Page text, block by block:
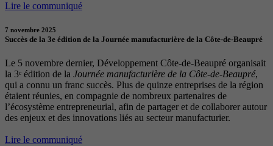
Lire le communiqué
7 novembre 2025
Succès de la 3e édition de la Journée manufacturière de la Côte-de-Beaupré
Le 5 novembre dernier, Développement Côte-de-Beaupré organisait
la 3ᵉ édition de la Journée manufacturière de la Côte-de-Beaupré,
qui a connu un franc succès. Plus de quinze entreprises de la région
étaient réunies, en compagnie de nombreux partenaires de
l’écosystème entrepreneurial, afin de partager et de collaborer autour
des enjeux et des innovations liés au secteur manufacturier.
Lire le communiqué